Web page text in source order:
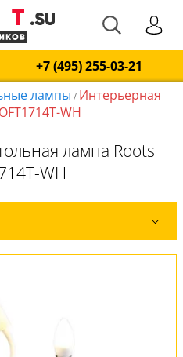
+7 (495) 255-03-21
лампы / Интерьерная
WH
лампа Roots
WH